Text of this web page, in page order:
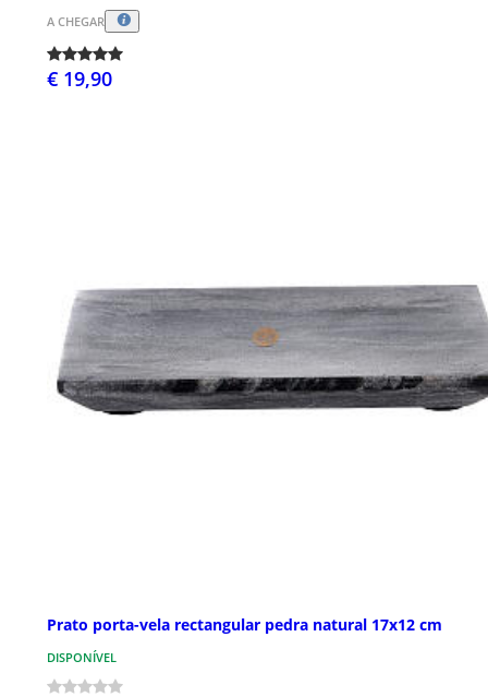
A CHEGAR
€ 19,90
Prato porta-vela rectangular pedra natural 17x12 cm
DISPONÍVEL